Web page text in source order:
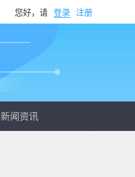
您好，请 登录 注册
新闻资讯